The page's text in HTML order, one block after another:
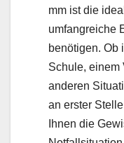
mm ist die
umfangreiche
benötigen. Ob
Schule, einem
anderen
an erster
Ihnen die